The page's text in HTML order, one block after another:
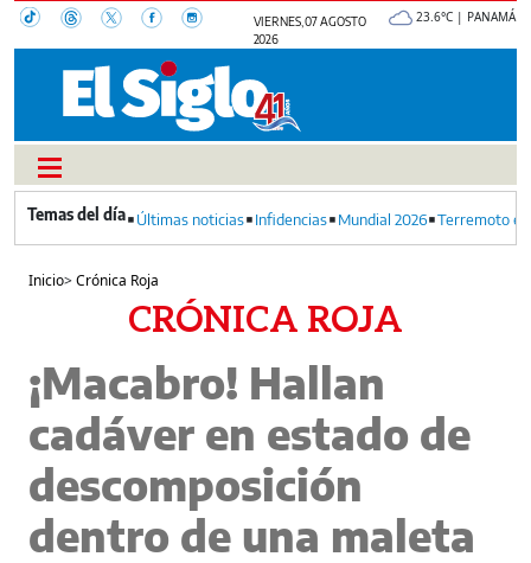
VIERNES, 07 AGOSTO
2026
23.6°C | PANAMÁ
Últimas noticias Infidencias Mundial 2026 Terremoto
Inicio>Crónica Roja
CRÓNICA ROJA
¡Macabro! Hallan
cadáver en estado de
descomposición
dentro de una maleta